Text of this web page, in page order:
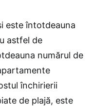
este întotdeauna
astfel de
numărul de
închirierii
de plajă, este